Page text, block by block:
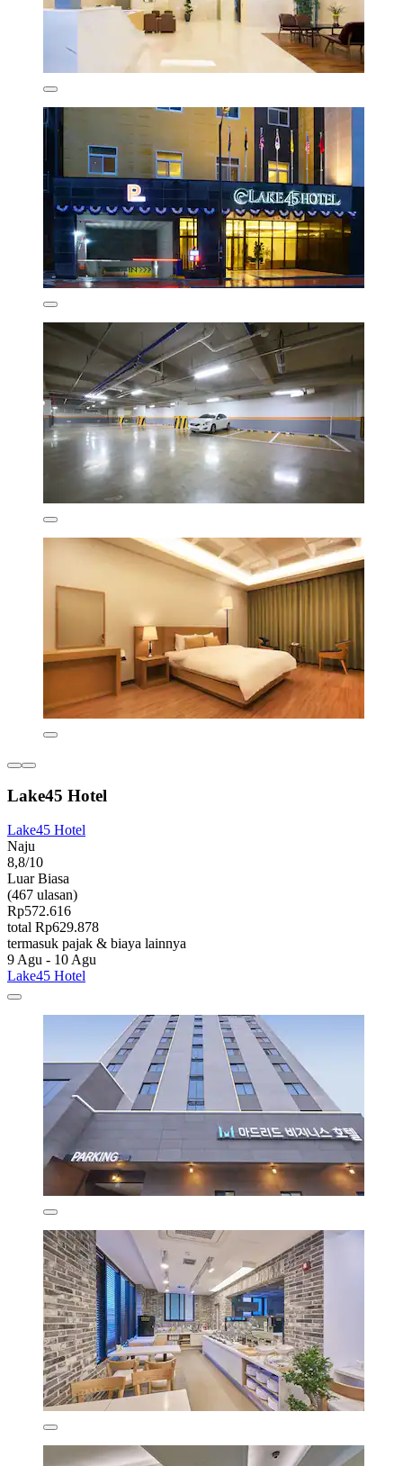
Lake45 Hotel
Lake45 Hotel
Naju
8,8/10
Luar Biasa
(467 ulasan)
Rp572.616
total Rp629.878
termasuk pajak & biaya lainnya
9 Agu - 10 Agu
Lake45 Hotel